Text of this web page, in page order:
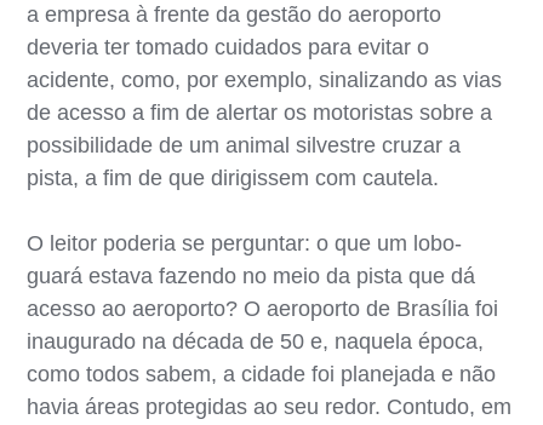
a empresa à frente da gestão do aeroporto
deveria ter tomado cuidados para evitar o
acidente, como, por exemplo, sinalizando as vias
de acesso a fim de alertar os motoristas sobre a
possibilidade de um animal silvestre cruzar a
pista, a fim de que dirigissem com cautela.
O leitor poderia se perguntar: o que um lobo-
guará estava fazendo no meio da pista que dá
acesso ao aeroporto? O aeroporto de Brasília foi
inaugurado na década de 50 e, naquela época,
como todos sabem, a cidade foi planejada e não
havia áreas protegidas ao seu redor. Contudo, em